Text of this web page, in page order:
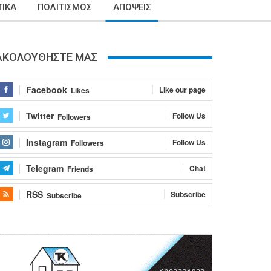
ΠΟΛΙΤΙΣΜΟΣ ΑΠΟΨΕΙΣ
ΜΑΣ
Facebook Likes Like our page
Twitter Followers Follow Us
Instagram Followers Follow Us
Telegram Friends Chat
RSS Subscribe Subscribe